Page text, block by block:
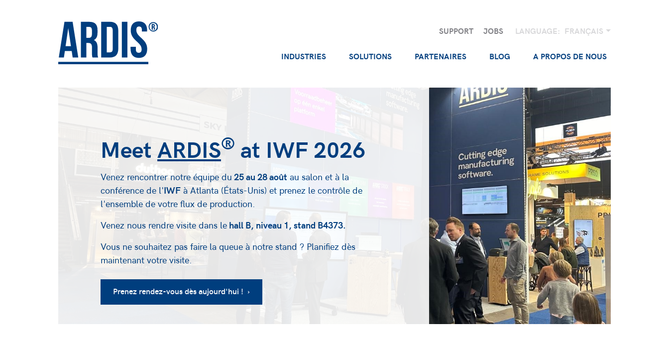
SUPPORT JOBS LANGUAGE: FRANÇAIS
INDUSTRIES SOLUTIONS PARTENAIRES BLOG A PROPOS DE NOUS
Meet ARDIS® at IWF 2026
Venez rencontrer notre équipe du 25 au 28 août au salon et à la
conférence de l'IWF à Atlanta (États-Unis) et prenez le contrôle de
l'ensemble de votre flux de production.
Venez nous rendre visite dans le hall B, niveau 1, stand B4373.
Vous ne souhaitez pas faire la queue à notre stand ? Planifiez dès
maintenant votre visite.
Prenez rendez-vous dès aujourd'hui ! ›